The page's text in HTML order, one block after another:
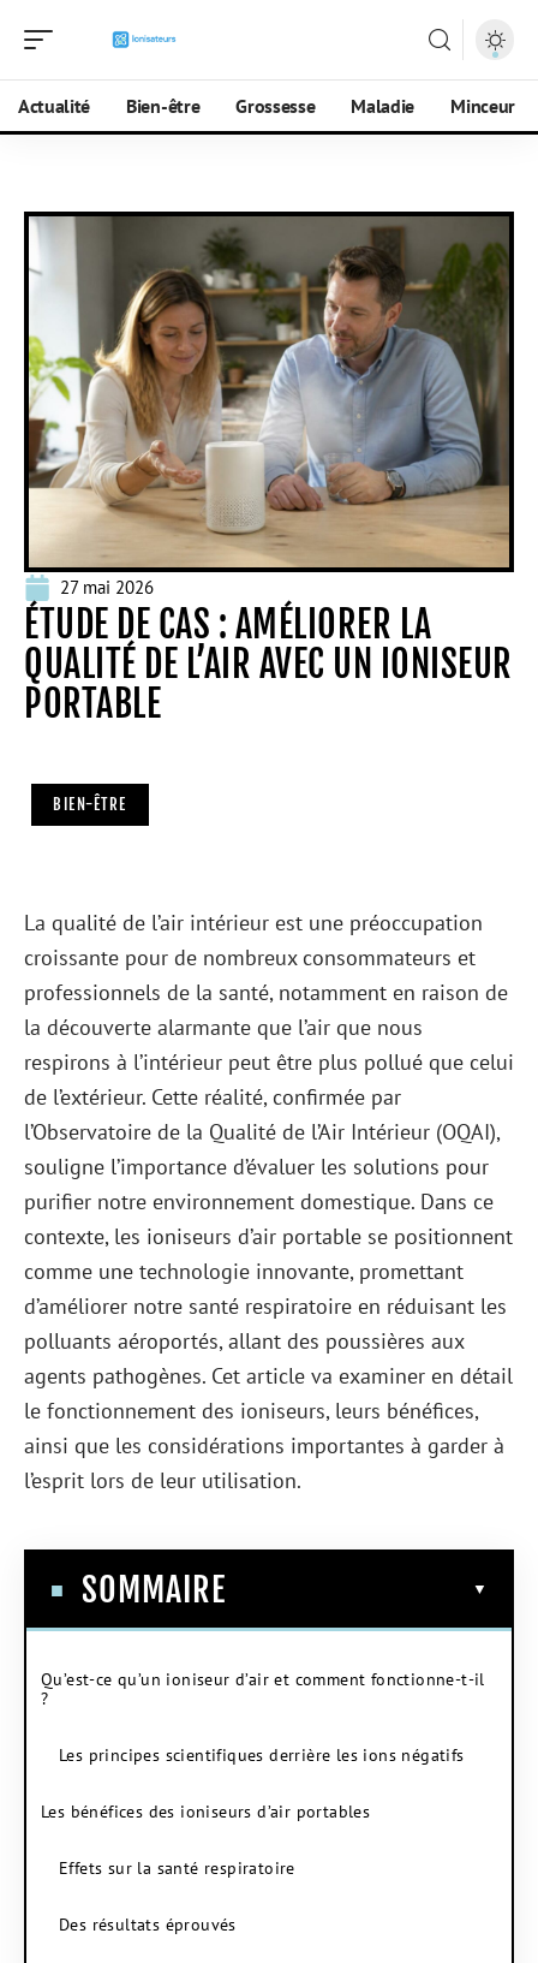
Actualité Bien-être Grossesse Maladie Minceur
27 mai 2026
ÉTUDE DE CAS : AMÉLIORER LA
QUALITÉ DE L’AIR AVEC UN IONISEUR
PORTABLE
BIEN-ÊTRE
La qualité de l’air intérieur est une préoccupation
croissante pour de nombreux consommateurs et
professionnels de la santé, notamment en raison de
la découverte alarmante que l’air que nous
respirons à l’intérieur peut être plus pollué que celui
de l’extérieur. Cette réalité, confirmée par
l’Observatoire de la Qualité de l’Air Intérieur (OQAI),
souligne l’importance d’évaluer les solutions pour
purifier notre environnement domestique. Dans ce
contexte, les ioniseurs d’air portable se positionnent
comme une technologie innovante, promettant
d’améliorer notre santé respiratoire en réduisant les
polluants aéroportés, allant des poussières aux
agents pathogènes. Cet article va examiner en détail
le fonctionnement des ioniseurs, leurs bénéfices,
ainsi que les considérations importantes à garder à
l’esprit lors de leur utilisation.
SOMMAIRE
Qu’est-ce qu’un ioniseur d’air et comment fonctionne-t-il
?
Les principes scientifiques derrière les ions négatifs
Les bénéfices des ioniseurs d’air portables
Effets sur la santé respiratoire
Des résultats éprouvés